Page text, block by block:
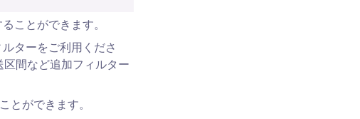
ことができます。
ターをご利用くださ
間など追加フィルター
とができます。